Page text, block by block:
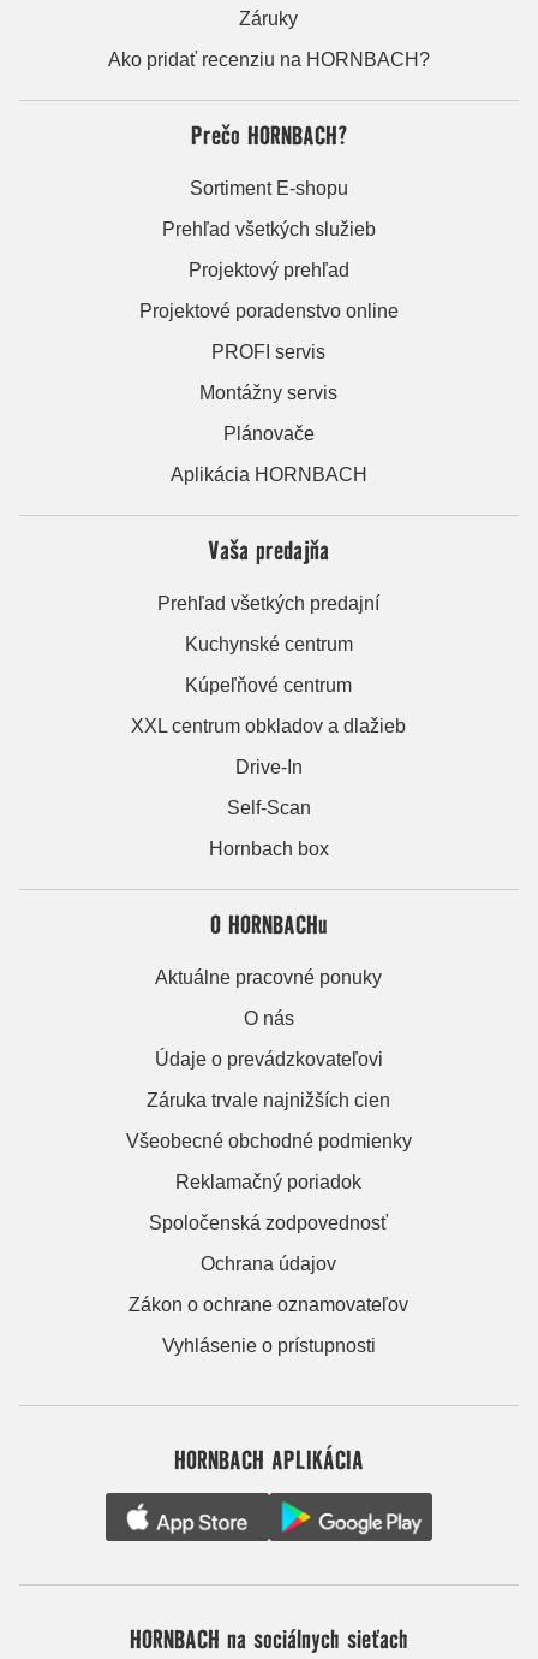
Záruky
Ako pridať recenziu na HORNBACH?
Prečo HORNBACH?
Sortiment E-shopu
Prehľad všetkých služieb
Projektový prehľad
Projektové poradenstvo online
PROFI servis
Montážny servis
Plánovače
Aplikácia HORNBACH
Vaša predajňa
Prehľad všetkých predajní
Kuchynské centrum
Kúpeľňové centrum
XXL centrum obkladov a dlažieb
Drive-In
Self-Scan
Hornbach box
O HORNBACHu
Aktuálne pracovné ponuky
O nás
Údaje o prevádzkovateľovi
Záruka trvale najnižších cien
Všeobecné obchodné podmienky
Reklamačný poriadok
Spoločenská zodpovednosť
Ochrana údajov
Zákon o ochrane oznamovateľov
Vyhlásenie o prístupnosti
HORNBACH APLIKÁCIA
HORNBACH na sociálnych sieťach